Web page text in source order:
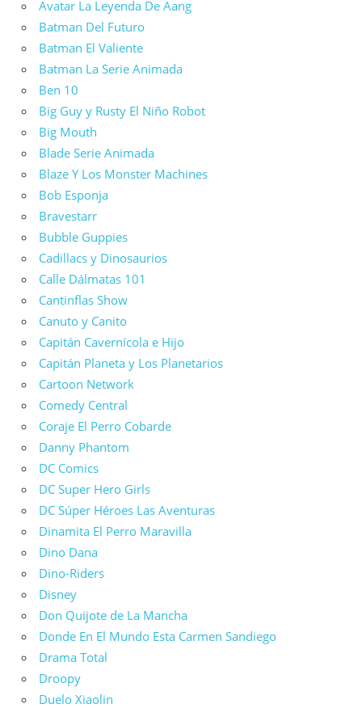
Avatar La Leyenda De Aang
Batman Del Futuro
Batman El Valiente
Batman La Serie Animada
Ben 10
Big Guy y Rusty El Niño Robot
Big Mouth
Blade Serie Animada
Blaze Y Los Monster Machines
Bob Esponja
Bravestarr
Bubble Guppies
Cadillacs y Dinosaurios
Calle Dálmatas 101
Cantinflas Show
Canuto y Canito
Capitán Cavernícola e Hijo
Capitán Planeta y Los Planetarios
Cartoon Network
Comedy Central
Coraje El Perro Cobarde
Danny Phantom
DC Comics
DC Super Hero Girls
DC Súper Héroes Las Aventuras
Dinamita El Perro Maravilla
Dino Dana
Dino-Riders
Disney
Don Quijote de La Mancha
Donde En El Mundo Esta Carmen Sandiego
Drama Total
Droopy
Duelo Xiaolin